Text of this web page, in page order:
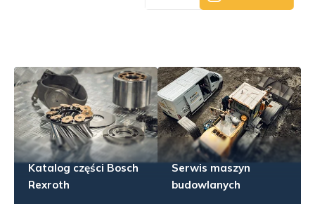
Katalog części Bosch
Rexroth
Serwis maszyn
budowlanych